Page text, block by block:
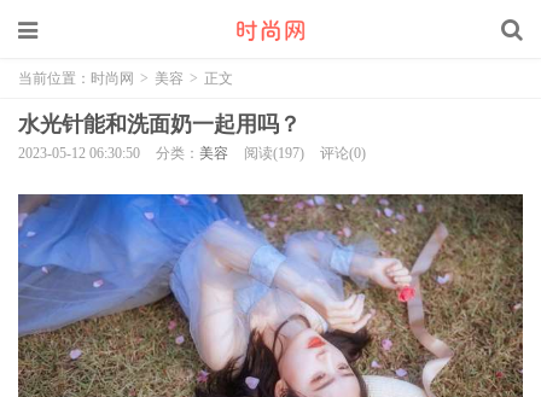
当前位置： 时尚网 > 美容 > 正文
水光针能和洗面奶一起用吗？
2023-05-12 06:30:50 分类： 美容 阅读(197) 评论(0)